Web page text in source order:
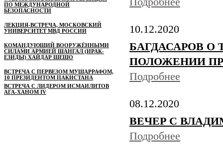
ПО МЕЖДУНАРОДНОЙ
БЕЗОПАСНОСТИ
ЛЕКЦИЯ-ВСТРЕЧА, МОСКОВСКИЙ
УНИВЕРСИТЕТ МВД РОССИИ
КОМАНДУЮЩИЙ ВООРУЖЁННЫМИ
СИЛАМИ АРМИЕЙ ШАНГАЛ (ИРАК-
ЕЗИДЫ) ХАЙДАР ШЕШО
ВСТРЕЧА С ПЕРВЕЗОМ МУШАРРАФОМ,
10 ПРЕЗИДЕНТОМ ПАКИСТАНА
ВСТРЕЧА С ЛИДЕРОМ ИСМАИЛИТОВ
АГА-ХАНОМ IV
10.12.2020
БАГДАСАРОВ
ПОЛОЖЕНИИ
Подробнее
08.12.2020
ВЕЧЕР С
Подробнее